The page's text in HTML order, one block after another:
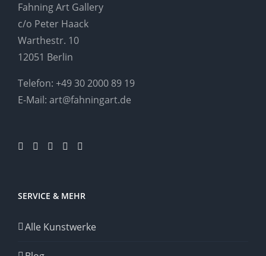
Fahning Art Gallery
c/o Peter Haack
Warthestr. 10
12051 Berlin
Telefon: +49 30 2000 89 19
E-Mail: art@fahningart.de
SERVICE & MEHR
Alle Kunstwerke